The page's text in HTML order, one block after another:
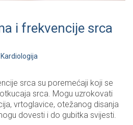
i frekvencije srca
Kardiologija
srca su poremećaji koji se
srca. Mogu uzrokovati
vrtoglavice, otežanog disanja
dovesti i do gubitka svijesti.